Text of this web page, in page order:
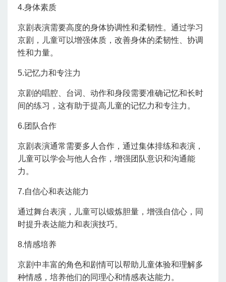
4.身体素质
京剧表演需要高度的身体协调性和柔韧性。通过学习
京剧，儿童可以增强体质，改善身体的柔韧性、协调
性和力量。
5.记忆力和专注力
京剧的唱腔、台词、动作和身段需要准确记忆和长时
间的练习，这有助于提高儿童的记忆力和专注力。
6.团队合作
京剧表演通常需要多人合作，通过集体排练和表演，
儿童可以学会与他人合作，增强团队意识和沟通能
力。
7.自信心和表达能力
通过舞台表演，儿童可以锻炼胆量，增强自信心，同
时提升表达能力和表演技巧。
8.情感培养
京剧中丰富的角色和剧情可以帮助儿童体验和理解多
种情感，培养他们的同理心和情感表达能力。